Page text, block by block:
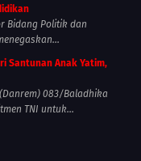
Bidang Politik dan
Santunan Anak Yatim,
(Danrem) 083/Baladhika
TNI untuk...